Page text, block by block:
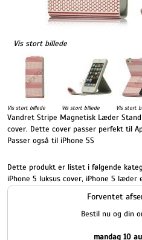
Vis stort billede
Vis stort billede Vis stort billede Vis stort
Vandret Stripe Magnetisk Læder
cover. Dette cover passer perfekt til
Passer også til iPhone 5S
Dette produkt er listet i følgende
iPhone 5 luksus cover, iPhone 5 læder
Forventet
Bestil nu og din
mandag 10